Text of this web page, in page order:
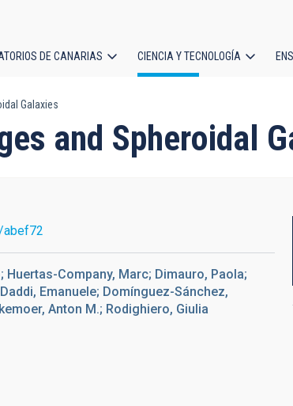
DE CANARIAS CIENCIA Y TECNOLOGÍA
Galaxies
and Spheroidal
Company, Marc; Dimauro, Paola;
Emanuele; Domínguez-Sánchez,
Anton M.; Rodighiero, Giulia